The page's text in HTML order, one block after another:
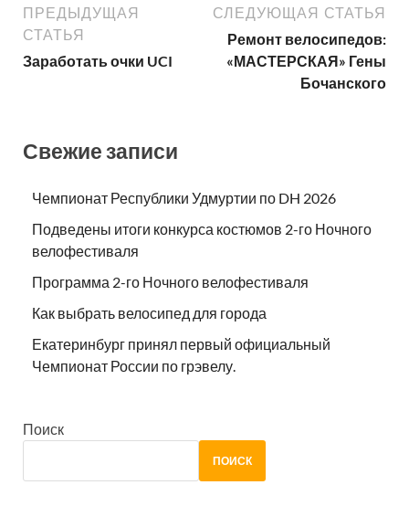
ПРЕДЫДУЩАЯ
СТАТЬЯ
Заработать очки UCI
СЛЕДУЮЩАЯ СТАТЬЯ
Ремонт велосипедов:
«МАСТЕРСКАЯ» Гены
Бочанского
Свежие записи
Чемпионат Республики Удмуртии по DH 2026
Подведены итоги конкурса костюмов 2-го Ночного
велофестиваля
Программа 2-го Ночного велофестиваля
Как выбрать велосипед для города
Екатеринбург принял первый официальный
Чемпионат России по грэвелу.
Поиск
ПОИСК